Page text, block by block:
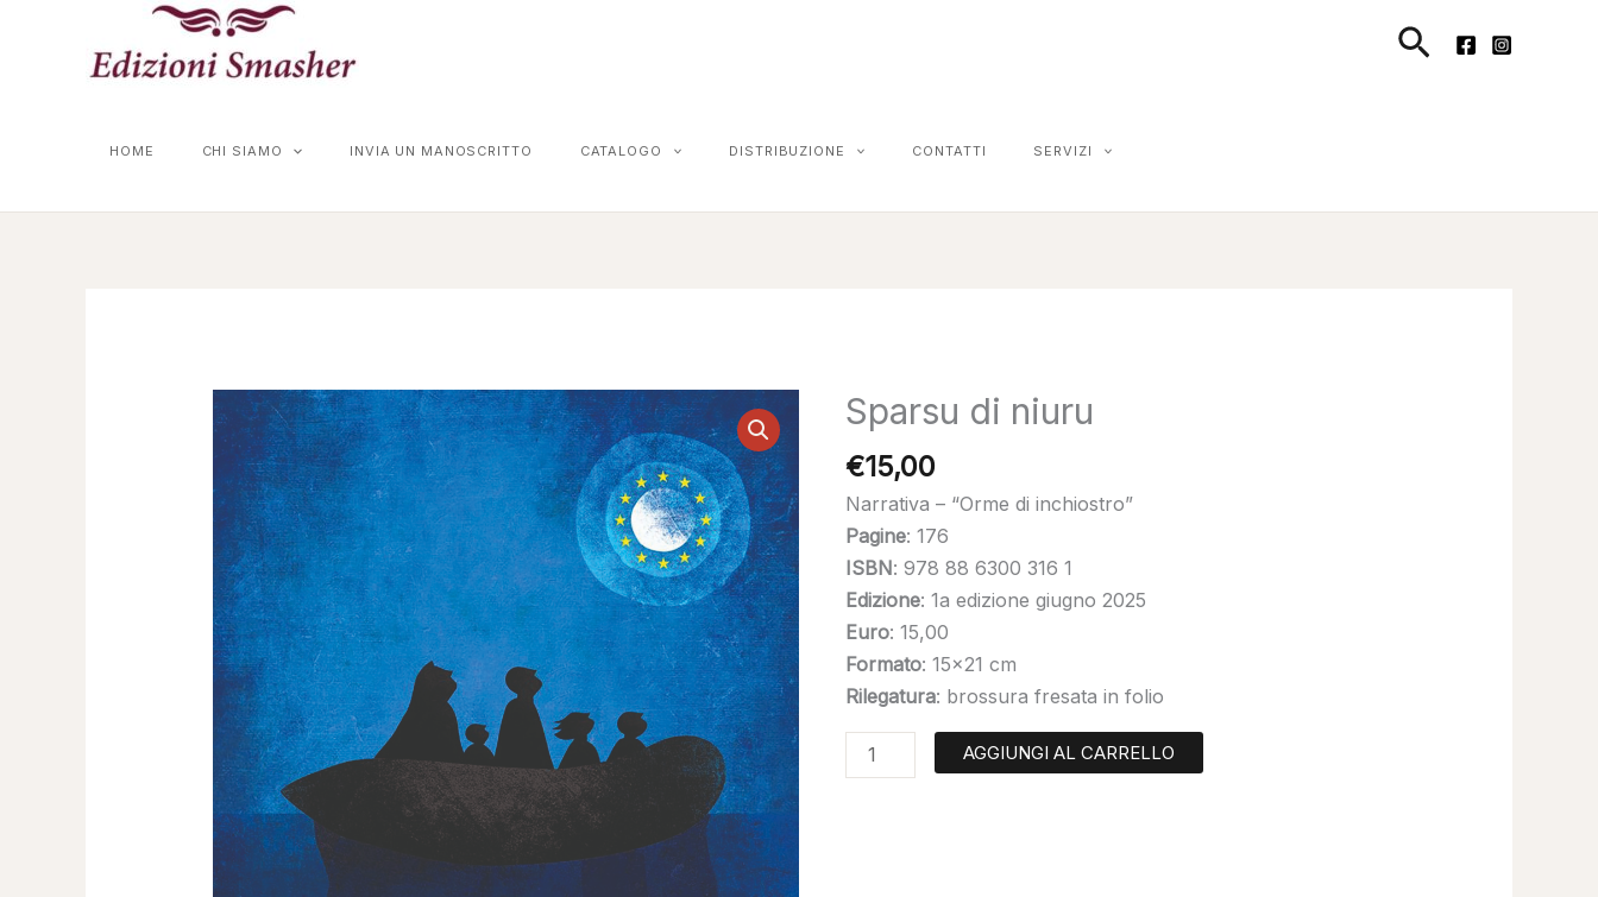
contenuto
Cerca
HOME CHI SIAMO INVIA UN MANOSCRITTO CATALOGO DISTRIBUZIONE CONTATTI SERVIZI
Sparsu di niuru
€15,00
Narrativa – “Orme di inchiostro”
Pagine: 176
ISBN: 978 88 6300 316 1
Edizione: 1a edizione giugno 2025
Euro: 15,00
Formato: 15×21 cm
Rilegatura: brossura fresata in folio
Sparsu
niuru
quantità
AGGIUNGI AL CARRELLO